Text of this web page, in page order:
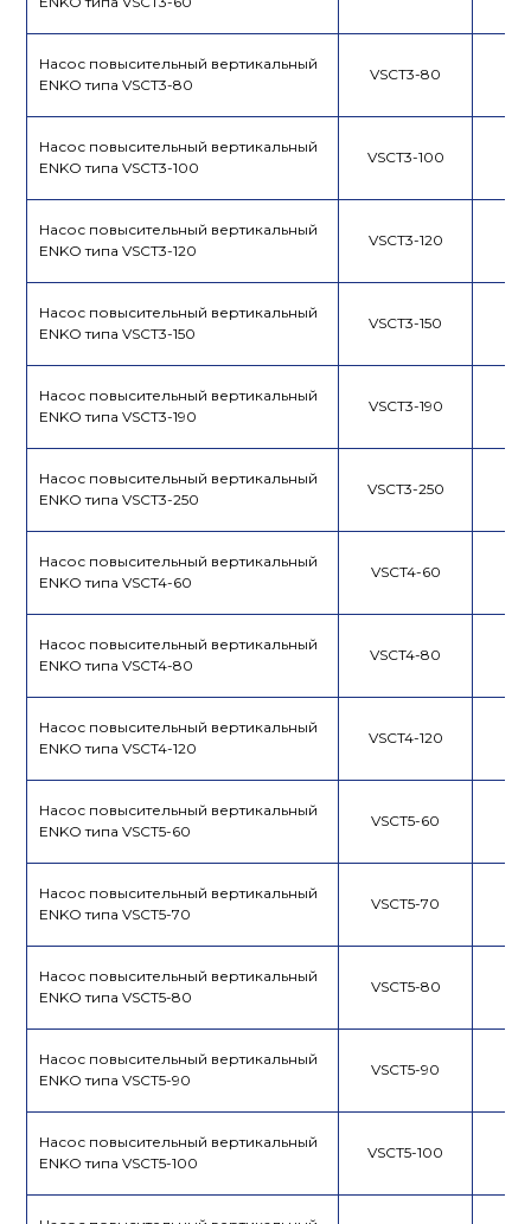
Насос повысительный вертикальный
ENKO типа VSCT3-80
VSCT3-80
Насос повысительный вертикальный
ENKO типа VSCT3-100
VSCT3-100
Насос повысительный вертикальный
ENKO типа VSCT3-120
VSCT3-120
Насос повысительный вертикальный
ENKO типа VSCT3-150
VSCT3-150
Насос повысительный вертикальный
ENKO типа VSCT3-190
VSCT3-190
Насос повысительный вертикальный
ENKO типа VSCT3-250
VSCT3-250
Насос повысительный вертикальный
ENKO типа VSCT4-60
VSCT4-60
Насос повысительный вертикальный
ENKO типа VSCT4-80
VSCT4-80
Насос повысительный вертикальный
ENKO типа VSCT4-120
VSCT4-120
Насос повысительный вертикальный
ENKO типа VSCT5-60
VSCT5-60
Насос повысительный вертикальный
ENKO типа VSCT5-70
VSCT5-70
Насос повысительный вертикальный
ENKO типа VSCT5-80
VSCT5-80
Насос повысительный вертикальный
ENKO типа VSCT5-90
VSCT5-90
Насос повысительный вертикальный
ENKO типа VSCT5-100
VSCT5-100